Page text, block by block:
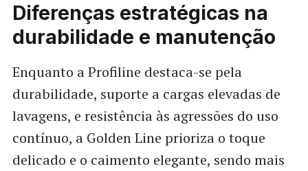
Diferenças estratégicas na
durabilidade e manutenção
Enquanto a Profiline destaca-se pela
durabilidade, suporte a cargas elevadas de
lavagens, e resistência às agressões do uso
contínuo, a Golden Line prioriza o toque
delicado e o caimento elegante, sendo mais